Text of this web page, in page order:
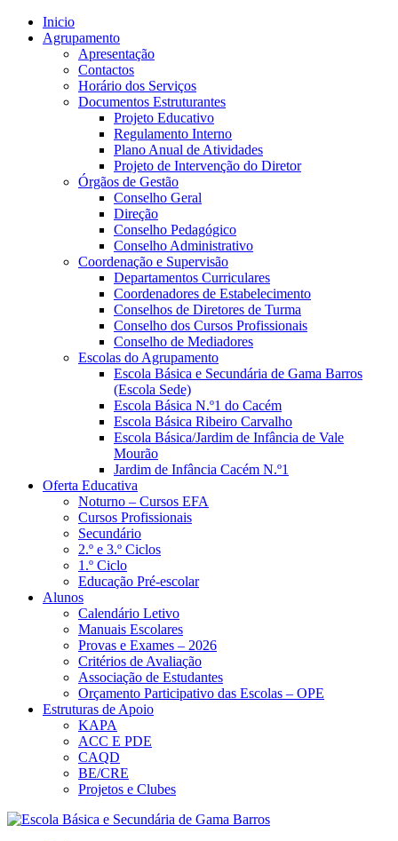
Inicio
Agrupamento
Apresentação
Contactos
Horário dos Serviços
Documentos Estruturantes
Projeto Educativo
Regulamento Interno
Plano Anual de Atividades
Projeto de Intervenção do Diretor
Órgãos de Gestão
Conselho Geral
Direção
Conselho Pedagógico
Conselho Administrativo
Coordenação e Supervisão
Departamentos Curriculares
Coordenadores de Estabelecimento
Conselhos de Diretores de Turma
Conselho dos Cursos Profissionais
Conselho de Mediadores
Escolas do Agrupamento
Escola Básica e Secundária de Gama Barros
(Escola Sede)
Escola Básica N.º1 do Cacém
Escola Básica Ribeiro Carvalho
Escola Básica/Jardim de Infância de Vale
Mourão
Jardim de Infância Cacém N.º1
Oferta Educativa
Noturno – Cursos EFA
Cursos Profissionais
Secundário
2.º e 3.º Ciclos
1.º Ciclo
Educação Pré-escolar
Alunos
Calendário Letivo
Manuais Escolares
Provas e Exames – 2026
Critérios de Avaliação
Associação de Estudantes
Orçamento Participativo das Escolas – OPE
Estruturas de Apoio
KAPA
ACC E PDE
CAQD
BE/CRE
Projetos e Clubes